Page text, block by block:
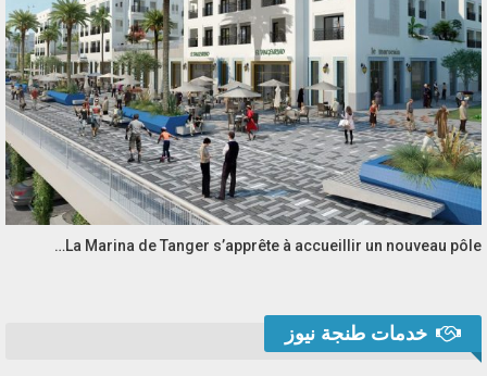
La Marina de Tanger s’apprête à accueillir un nouveau pôle…
خدمات طنجة نيوز